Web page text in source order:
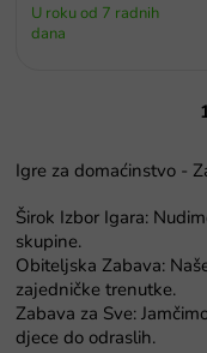
U roku od 7 radnih
dana
Igre za domaćinstvo -
Širok Izbor Igara:
skupine.
Obiteljska Zabava:
zajedničke trenutke.
Zabava za Sve:
djece do odraslih.